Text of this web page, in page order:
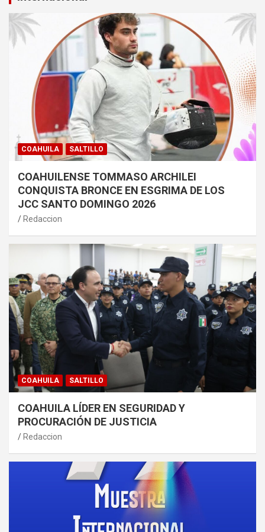
COAHUILA SALTILLO
COAHUILENSE TOMMASO ARCHILEI
CONQUISTA BRONCE EN ESGRIMA DE LOS
JCC SANTO DOMINGO 2026
Redaccion
COAHUILA SALTILLO
COAHUILA LÍDER EN SEGURIDAD Y
PROCURACIÓN DE JUSTICIA
Redaccion